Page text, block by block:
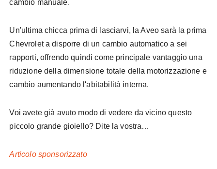
cambio manuale.
Un'ultima chicca prima di lasciarvi, laAveo sarà la prima
Chevroleta disporre di un cambio automatico a sei
rapporti, offrendo quindi come principale vantaggio una
riduzione della dimensione totale della motorizzazione e
cambio aumentando l'abitabilità interna.
Voi avete già avuto modo di vedere da vicino questo
piccolo grande gioiello? Dite la vostra…
Articolo sponsorizzato